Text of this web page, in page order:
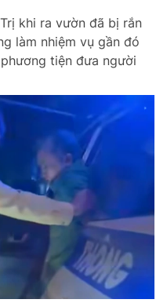
khi ra vườn đã bị rắn
làm nhiệm vụ gần đó
tiện đưa người